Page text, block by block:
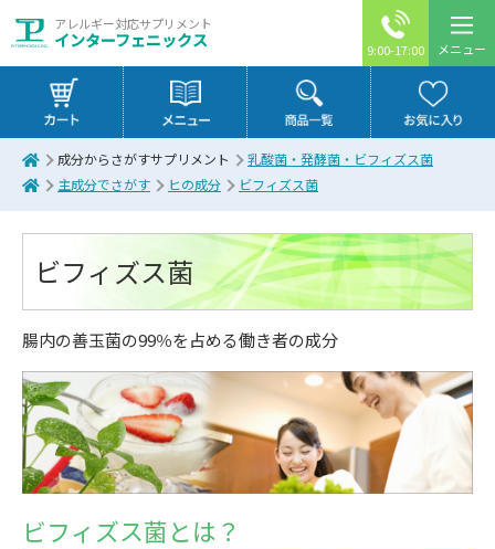
アレルギー対応サプリメント
インターフェニックス 9:00-17:00 メニュー
成分からさがすサプリメント
乳酸菌・発酵菌・ビフィズス菌
主成分でさがす
ヒの成分 ビフィズス菌
ビフィズス菌
腸内の善玉菌の99％を占める働き者の成分
ビフィズス菌とは？